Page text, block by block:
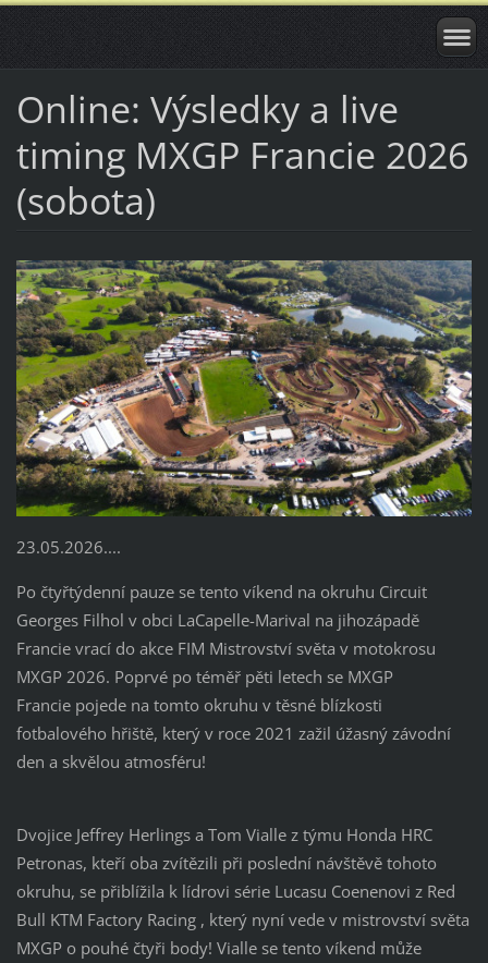
Online: Výsledky a live
timing MXGP Francie 2026
(sobota)
23.05.2026....
Po čtyřtýdenní pauze se tento víkend na okruhu Circuit
Georges Filhol v obci LaCapelle-Marival na jihozápadě
Francie vrací do akce FIM Mistrovství světa v motokrosu
MXGP 2026. Poprvé po téměř pěti letech se MXGP
Franciepojede na tomto okruhu v těsné blízkosti
fotbalového hřiště, který v roce 2021 zažil úžasný závodní
den a skvělou atmosféru!
Dvojice Jeffrey Herlings a Tom Vialle z týmu Honda HRC
Petronas, kteří oba zvítězili při poslední návštěvě tohoto
okruhu, se přiblížila k lídrovi série Lucasu Coenenovi z Red
Bull KTM Factory Racing , který nyní vede v mistrovství světa
MXGP o pouhé čtyři body! Vialle se tento víkend může